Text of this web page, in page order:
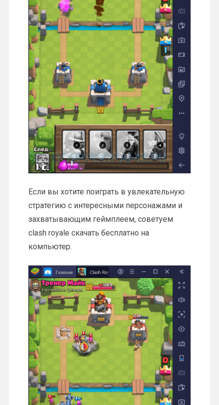
Если вы хотите поиграть в увлекательную
стратегию с интересными персонажами и
захватывающим геймплеем, советуем
clash royale скачать бесплатно на
компьютер.